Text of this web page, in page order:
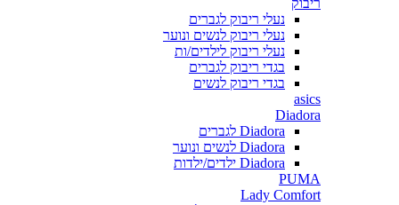
ריבוק
נעלי ריבוק לגברים
נעלי ריבוק לנשים ונוער
נעלי ריבוק לילדים/ות
בגדי ריבוק לגברים
בגדי ריבוק לנשים
asics
Diadora
Diadora לגברים
Diadora לנשים ונוער
Diadora ילדים/ילדות
PUMA
Lady Comfort